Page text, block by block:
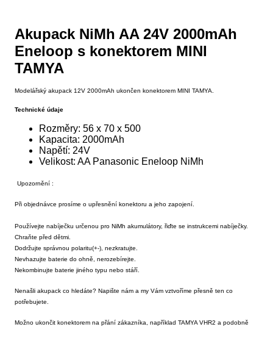
Akupack NiMh AA 24V 2000mAh
Eneloop s konektorem MINI
TAMYA
Modelářský akupack 12V 2000mAh ukončen konektorem MINI TAMYA.
Technické údaje
Rozměry: 56 x 70 x 500
Kapacita: 2000mAh
Napětí: 24V
Velikost: AA Panasonic Eneloop NiMh
Upozornění :
Při objednávce prosíme o upřesnění konektoru a jeho zapojení.
Používejte nabíječku určenou pro NiMh akumulátory, řiďte se instrukcemi nabíječky.
Chraňte před dětmi.
Dodržujte správnou polaritu(+-), nezkratujte.
Nevhazujte baterie do ohně, nerozebírejte.
Nekombinujte baterie jiného typu nebo stáří.
Nenašli akupack co hledáte? Napište nám a my Vám vztvoříme přesně ten co
potřebujete.
Možno ukončit konektorem na přání zákazníka, například TAMYA VHR2 a podobně